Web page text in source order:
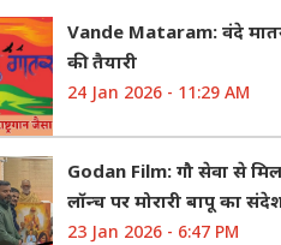
Vande Mataram: वंदे
की तैयारी
24 Jan 2026 - 11:29 AM
Godan Film: गौ सेवा से
लॉन्च पर मोरारी बापू का
23 Jan 2026 - 6:47 PM